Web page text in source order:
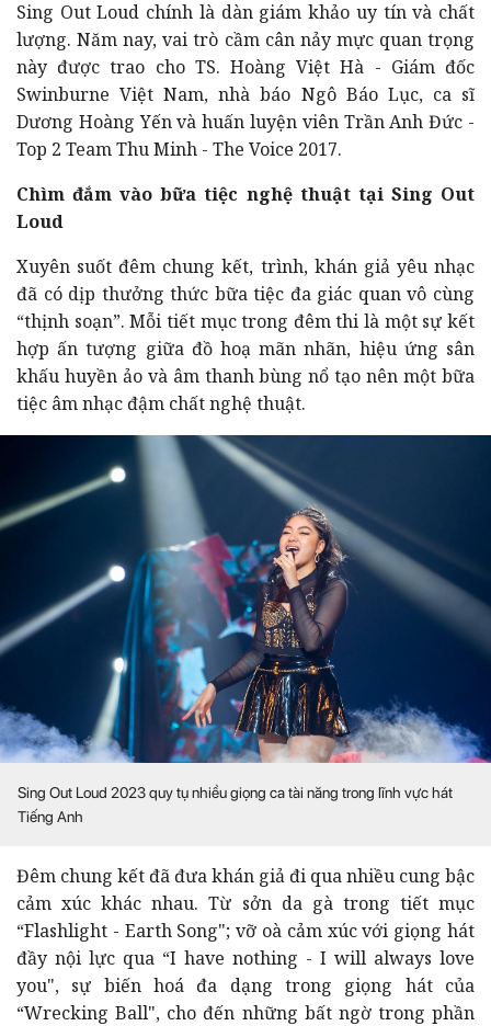
Sing Out Loud chính là dàn giám khảo uy tín và chất
lượng. Năm nay, vai trò cầm cân nảy mực quan trọng
này được trao cho TS. Hoàng Việt Hà - Giám đốc
Swinburne Việt Nam, nhà báo Ngô Báo Lục, ca sĩ
Dương Hoàng Yến và huấn luyện viên Trần Anh Đức -
Top 2 Team Thu Minh - The Voice 2017.
Chìm đắm vào bữa tiệc nghệ thuật tại Sing Out
Loud
Xuyên suốt đêm chung kết, trình, khán giả yêu nhạc
đã có dịp thưởng thức bữa tiệc đa giác quan vô cùng
“thịnh soạn”. Mỗi tiết mục trong đêm thi là một sự kết
hợp ấn tượng giữa đồ hoạ mãn nhãn, hiệu ứng sân
khấu huyền ảo và âm thanh bùng nổ tạo nên một bữa
tiệc âm nhạc đậm chất nghệ thuật.
Sing Out Loud 2023 quy tụ nhiều giọng ca tài năng trong lĩnh vực hát
Tiếng Anh
Đêm chung kết đã đưa khán giả đi qua nhiều cung bậc
cảm xúc khác nhau. Từ sởn da gà trong tiết mục
“Flashlight - Earth Song"; vỡ oà cảm xúc với giọng hát
đầy nội lực qua “I have nothing - I will always love
you", sự biến hoá đa dạng trong giọng hát của
“Wrecking Ball", cho đến những bất ngờ trong phần